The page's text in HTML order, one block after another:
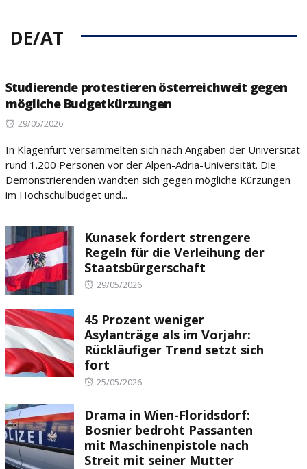
DE/AT
Studierende protestieren österreichweit gegen
mögliche Budgetkürzungen
Posted
29/05/2026
In Klagenfurt versammelten sich nach Angaben der Universität
rund 1.200 Personen vor der Alpen-Adria-Universität. Die
Demonstrierenden wandten sich gegen mögliche Kürzungen
im Hochschulbudget und...
Kunasek fordert strengere
Regeln für die Verleihung der
Staatsbürgerschaft
Posted
29/05/2026
45 Prozent weniger
Asylanträge als im Vorjahr:
Rückläufiger Trend setzt sich
fort
Posted
25/05/2026
Drama in Wien-Floridsdorf:
Bosnier bedroht Passanten
mit Maschinenpistole nach
Streit mit seiner Mutter